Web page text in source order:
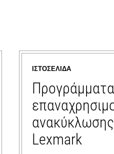
ΙΣΤΟΣΕΛΊΔΑ
Προγράμματα
Lexmark